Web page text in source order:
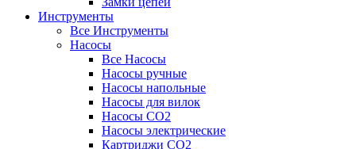
Инструменты
Все Инструменты
Насосы
Все Насосы
Насосы ручные
Насосы напольные
Насосы для вилок
Насосы CO2
Насосы электрические
Картриджи CO2